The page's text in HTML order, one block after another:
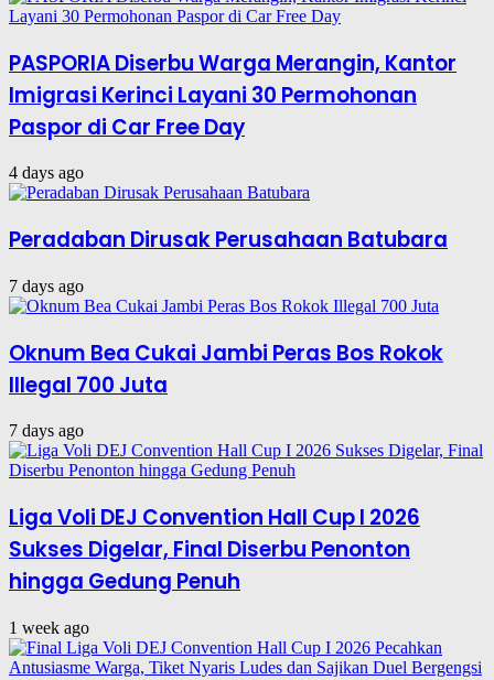
PASPORIA Diserbu Warga Merangin, Kantor
Imigrasi Kerinci Layani 30 Permohonan
Paspor di Car Free Day
4 days ago
Peradaban Dirusak Perusahaan Batubara
7 days ago
Oknum Bea Cukai Jambi Peras Bos Rokok
Illegal 700 Juta
7 days ago
Liga Voli DEJ Convention Hall Cup I 2026
Sukses Digelar, Final Diserbu Penonton
hingga Gedung Penuh
1 week ago